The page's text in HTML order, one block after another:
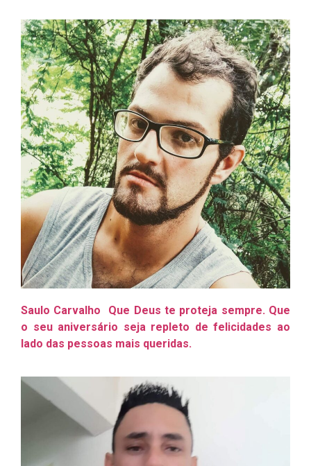
Saulo Carvalho Que Deus te proteja sempre. Que
o seu aniversário seja repleto de felicidades ao
lado das pessoas mais queridas.